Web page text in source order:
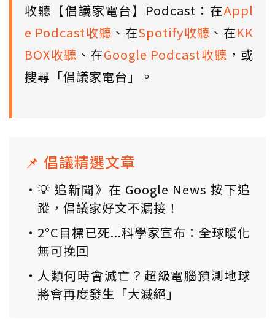
收聽【倡議家電台】Podcast：在Appl
e Podcast收聽 、在Spotify收聽 、在KK
BOX收聽 、在Google Podcast收聽 ，或
搜尋「倡議家電台」。
📌 倡議精選文章
💡 追新聞》在 Google News 按下追
蹤，倡議家好文不漏接！
2°C目標已死...科學家宣布：全球暖化
無可挽回
人類何時會滅亡？超級電腦預測地球
將會再度發生「大滅絕」